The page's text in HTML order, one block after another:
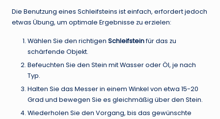
Die Benutzung eines Schleifsteins ist einfach, erfordert jedoch
etwas Übung, um optimale Ergebnisse zu erzielen:
Wählen Sie den richtigen Schleifsteinfür das zu
schärfende Objekt.
Befeuchten Sie den Stein mit Wasser oder Öl, je nach
Typ.
Halten Sie das Messer in einem Winkel von etwa 15-20
Grad und bewegen Sie es gleichmäßig über den Stein.
Wiederholen Sie den Vorgang, bis das gewünschte